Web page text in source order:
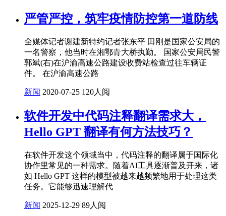
严管严控，筑牢疫情防控第一道防线
全媒体记者谢建新特约记者张东平 田刚是国家公安局的
一名警察，他当时在湘鄂青大桥执勤。 国家公安局民警
郭斌(右)在沪渝高速公路建设收费站检查过往车辆证
件。 在沪渝高速公路
新闻 2020-07-25 120人阅
软件开发中代码注释翻译需求大，
Hello GPT 翻译有何方法技巧？
在软件开发这个领域当中，代码注释的翻译属于国际化
协作里常见的一种需求。随着AI工具逐渐普及开来，诸
如 Hello GPT 这样的模型被越来越频繁地用于处理这类
任务。它能够迅速理解代
新闻 2025-12-29 89人阅